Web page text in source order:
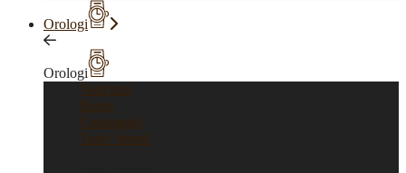
Orologi
Orologi
Vedi tutti
Rolex
Cronografi
Tutti i brand